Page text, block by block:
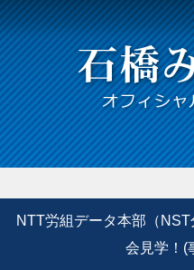
Skip to content
NTT労組データ本部（
会見学！(